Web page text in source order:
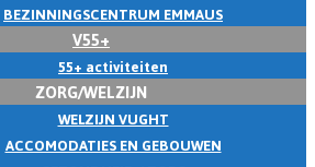
BEZINNINGSCENTRUM EMMAUS
V55+
55+ activiteiten
ZORG/WELZIJN
WELZIJN VUGHT
ACCOMODATIES EN GEBOUWEN